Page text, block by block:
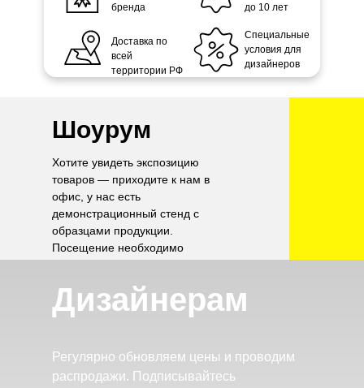
бренда
Доставка по
всей
территории РФ
до 10 лет
Специальные
условия для
дизайнеров
Шоурум
Хотите увидеть экспозицию
товаров — приходите к нам в
офис, у нас есть
демонстрационный стенд с
образцами продукции.
Посещение необходимо
Дизайнерам
Регулярно обновляем цены и проводим
распродажи. Подписывайтесь